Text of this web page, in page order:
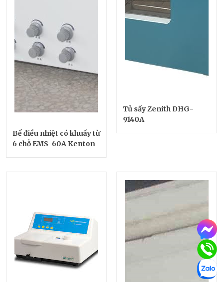
Bể điều nhiệt có khuấy từ
6 chỗ EMS-60A Kenton
Tủ sấy Zenith DHG-
9140A